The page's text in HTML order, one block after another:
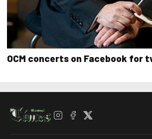
OCM concerts on Facebook for